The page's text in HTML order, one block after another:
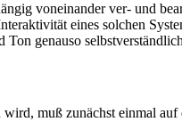
voneinander ver- und
eines solchen
genauso
muß zunächst einmal